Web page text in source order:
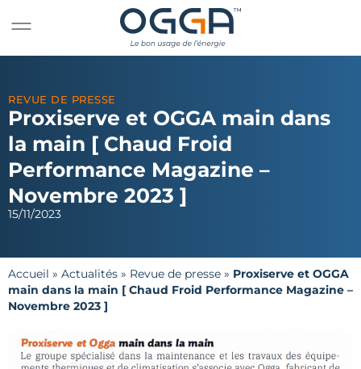
REVUE DE PRESSE
Proxiserve et OGGA main dans
la main [ Chaud Froid
Performance Magazine –
Novembre 2023 ]
15/11/2023
Accueil » Actualités » Revue de presse » Proxiserve et OGGA
main dans la main [ Chaud Froid Performance Magazine –
Novembre 2023 ]